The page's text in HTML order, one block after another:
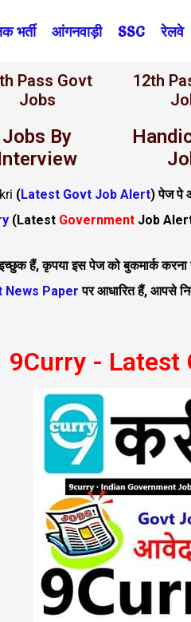
भर्ती आंगनवाड़ी SSC रेलवे
Pass Govt
Jobs
Jobs By
12th
(Latest Govt Job Alert) पेज पे
(Latest Government Job
हैं, कृपया इस पेज को बुकमार्क
News Paper पर आधारित हैं, आपसे
9Curry - Latest